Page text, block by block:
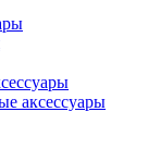
аксессуары